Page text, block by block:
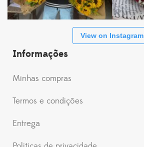
View on Instagram
Informações
Minhas compras
Termos e condições
Entrega